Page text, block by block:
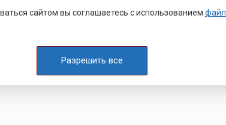
приварки становится
сайтом вы соглашаетесь с использованием
Разрешить все